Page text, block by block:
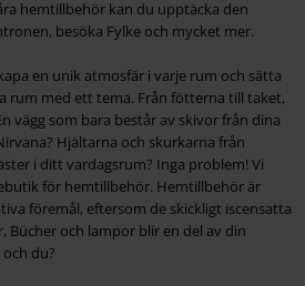
hemtillbehör kan du upptäcka den
besöka Fylke och mycket mer.
en unik atmosfär i varje rum och sätta
rum med ett tema. Från fötterna till taket,
vägg som bara består av skivor från dina
Hjältarna och skurkarna från
i ditt vardagsrum? Inga problem! Vi
för hemtillbehör. Hemtillbehör är
föremål, eftersom de skickligt iscensatta
Bücher och lampor blir en del av din
du?